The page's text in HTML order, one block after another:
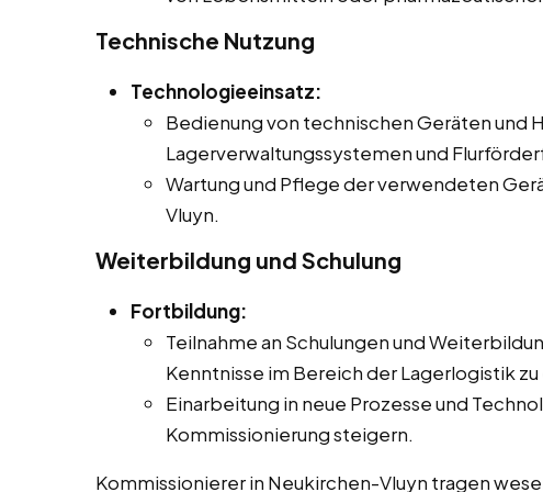
Technische Nutzung
Technologieeinsatz:
Bedienung von technischen Geräten und
Lagerverwaltungssystemen und
Wartung und Pflege der verwendeten
Vluyn.
Weiterbildung und Schulung
Fortbildung:
Teilnahme an Schulungen und
Kenntnisse im Bereich der Lagerlogistik
Einarbeitung in neue Prozesse und
Kommissionierung steigern.
Kommissionierer in Neukirchen-Vluyn tragen